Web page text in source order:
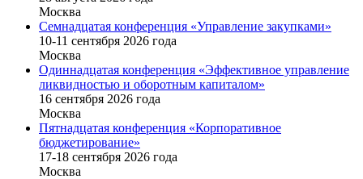
Москва
Семнадцатая конференция «Управление закупками»
10-11 сентября 2026 года
Москва
Одиннадцатая конференция «Эффективное управление
ликвидностью и оборотным капиталом»
16 cентября 2026 года
Москва
Пятнадцатая конференция «Корпоративное
бюджетирование»
17-18 сентября 2026 года
Москва